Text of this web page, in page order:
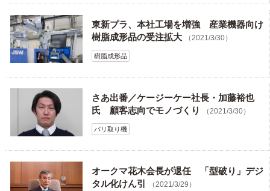
東新プラ、本社工場を増強 産業機器向け
樹脂成形品の受注拡大
（2021/3/30）
樹脂成形品
さあ出番／ケージーケー社長・加藤裕也
氏 顧客志向でモノづくり
（2021/3/30）
バリ取り機
オークマ花木会長が退任 「型破り」デジ
タル化けん引
（2021/3/29）